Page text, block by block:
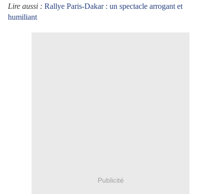
Lire aussi : Rallye Paris-Dakar : un spectacle arrogant et
humiliant
Publicité